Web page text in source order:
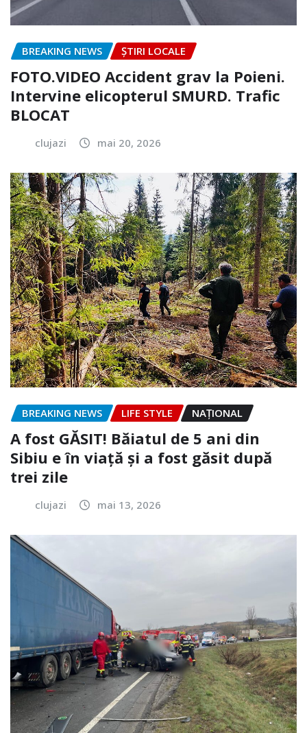
BREAKING NEWS ȘTIRI LOCALE
FOTO.VIDEO Accident grav la Poieni.
Intervine elicopterul SMURD. Trafic
BLOCAT
clujazi mai 20, 2026
BREAKING NEWS LIFE STYLE NAŢIONAL
A fost GĂSIT! Băiatul de 5 ani din
Sibiu e în viață și a fost găsit după
trei zile
clujazi mai 13, 2026